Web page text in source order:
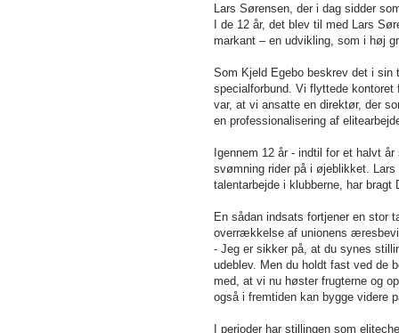
Lars Sørensen, der i dag sidder
I de 12 år, det blev til med Lars
markant – en udvikling, som i høj
Som Kjeld Egebo beskrev det i
specialforbund. Vi flyttede
var, at vi ansatte en direktør, der
en professionalisering af
Igennem 12 år - indtil for et halvt
svømning rider på i øjeblikket.
talentarbejde i klubberne, har
En sådan indsats fortjener en stor
overrækkelse af unionens
- Jeg er sikker på, at du synes
udeblev. Men du holdt fast ved de
med, at vi nu høster frugterne og
også i fremtiden kan bygge videre
I perioder har stillingen som